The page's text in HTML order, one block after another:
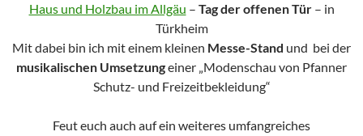
Haus und Holzbau im Allgäu – Tag der offenen Tür– in
Türkheim
Mit dabei bin ich mit einem kleinen Messe-Stand und bei der
musikalischen Umsetzungeiner „Modenschau von Pfanner
Schutz- und Freizeitbekleidung“
Feut euch auch auf ein weiteres umfangreiches